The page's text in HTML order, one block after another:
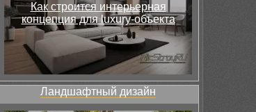
Как строится интерьерная
концепция для luxury-объекта
Ландшафтный дизайн